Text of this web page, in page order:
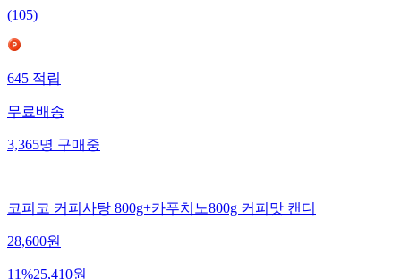
(105)
645 적립
무료배송
3,365명 구매중
코피코 커피사탕 800g+카푸치노800g 커피맛 캔디
28,600원
11%25,410원